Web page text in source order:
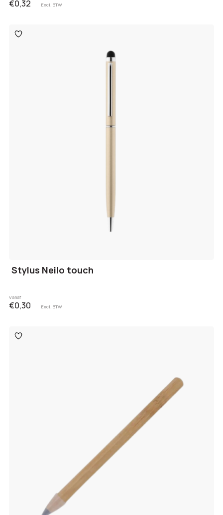
€0,32 Excl. BTW
Toevoegen
aan
Stylus Neilo touch
Vanaf
€0,30 Excl. BTW
Toevoegen
aan